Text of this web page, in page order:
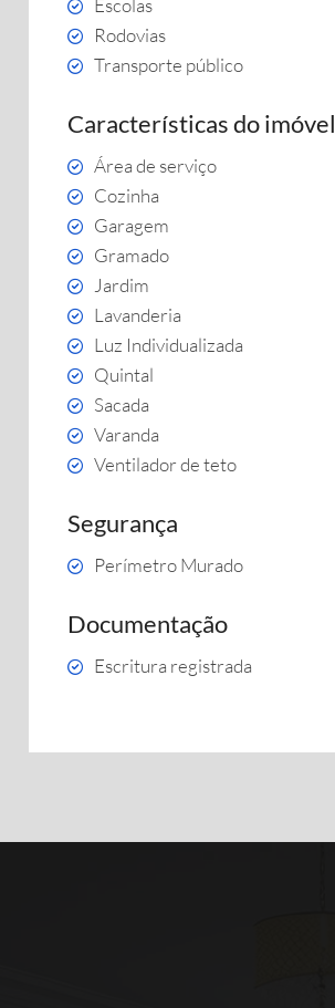
Escolas
Rodovias
Transporte público
Características do imóvel
Área de serviço
Cozinha
Garagem
Gramado
Jardim
Lavanderia
Luz Individualizada
Quintal
Sacada
Varanda
Ventilador de teto
Segurança
Perímetro Murado
Documentação
Escritura registrada